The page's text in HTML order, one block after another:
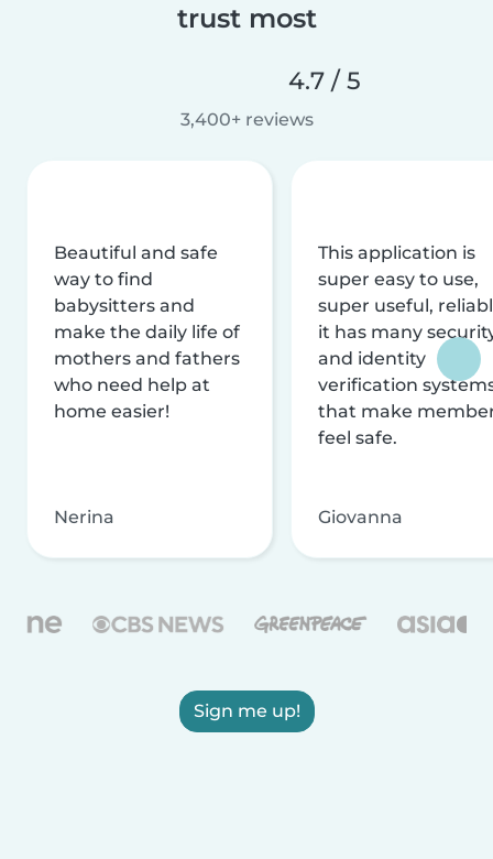
trust most
4.7 / 5
3,400+ reviews
Beautiful and safe
way to find
babysitters and
make the daily life of
mothers and fathers
who need help at
home easier!
Nerina
This application is
super easy to use,
super useful,
it has many
and identity
verification
that make
feel safe.
Giovanna
Sign me up!